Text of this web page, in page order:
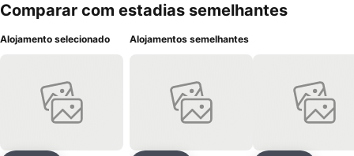
Comparar com estadias semelhantes
Alojamento selecionado Alojamentos semelhantes